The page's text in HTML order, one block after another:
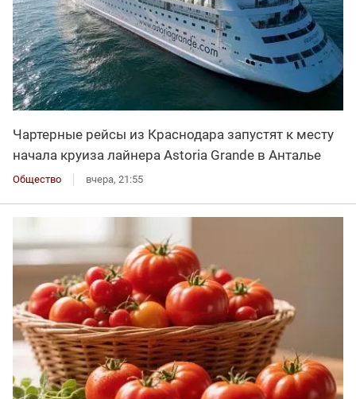
Чартерные рейсы из Краснодара запустят к месту
начала круиза лайнера Astoria Grande в Анталье
Общество вчера, 21:55